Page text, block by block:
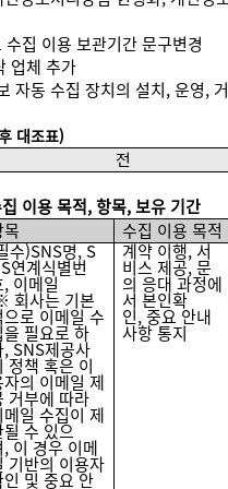
집 이용 보관기간 문구변경
업체 추가
자동 수집 장치의 설치, 운영,
대조표)
전
이용 목적, 항목, 보유 기간
수집 이용 목적
수)SNS명, S
연계식별번
, 이메일
사는 기본
으로 이메일 수
을 필요로 하
, SNS제공사
정책 혹은 이
자의 이메일 제
거부에 따라
메일 수집이 제
될 수 있으
, 이 경우 이메
기반의 이용자
인 및 중요 안
계약 이행, 서
비스 제공, 문
의 응대 과정에
서 본인확
인, 중요 안내
사항 통지